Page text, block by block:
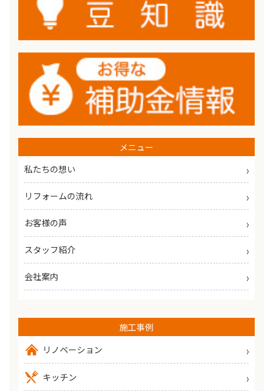
メニュー
私たちの想い
リフォームの流れ
お客様の声
スタッフ紹介
会社案内
施工事例
リノベーション
キッチン